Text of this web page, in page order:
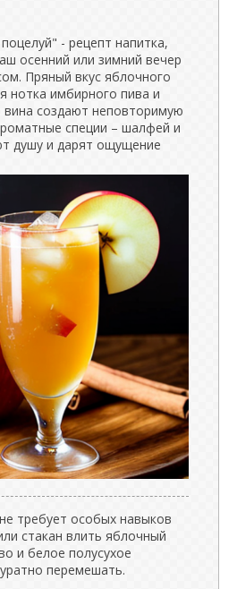
- рецепт напитка,
осенний или зимний вечер
Пряный вкус яблочного
нотка имбирного пива и
вина создают неповторимую
специи – шалфей и
душу и дарят ощущение
требует особых навыков
стакан влить яблочный
и белое полусухое
перемешать.